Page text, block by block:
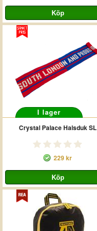
I lager
Crystal Palace Halsduk SL
229 kr